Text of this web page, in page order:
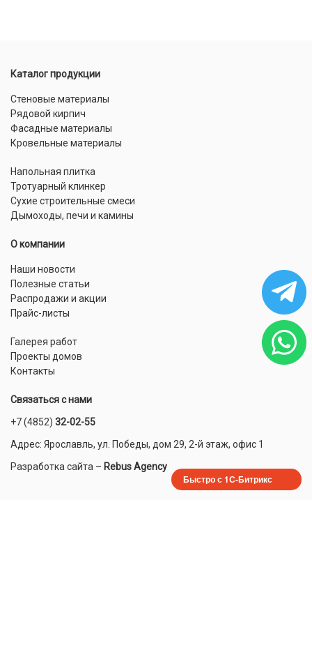
Каталог продукции
Стеновые материалы
Рядовой кирпич
Фасадные материалы
Кровельные материалы
Напольная плитка
Тротуарный клинкер
Сухие строительные смеси
Дымоходы, печи и камины
О компании
Наши новости
Полезные статьи
Распродажи и акции
Прайс-листы
Галерея работ
Проекты домов
Контакты
Связаться с нами
+7 (4852) 32-02-55
Адрес: Ярославль, ул. Победы, дом 29, 2-й этаж, офис 1
Разработка сайта – Rebus Agency
Быстро с 1С-Битрикс